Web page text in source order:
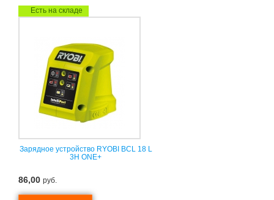
Есть на складе
Зарядное устройство RYOBI BCL 18 L
3H ONE+
86,00 руб.